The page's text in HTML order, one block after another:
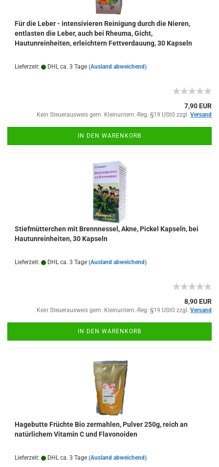
Für die Leber - intensivieren Reinigung durch die Nieren,
entlasten die Leber, auch bei Rheuma, Gicht,
Hautunreinheiten, erleichtern Fettverdauung, 30 Kapseln
Lieferzeit: DHL ca. 3 Tage (Ausland abweichend)
7,90 EUR
Kein Steuerausweis gem. Kleinuntern.-Reg. §19 UStG zzgl. Versand
IN DEN WARENKORB
Stiefmütterchen mit Brennnessel, Akne, Pickel Kapseln, bei
Hautunreinheiten, 30 Kapseln
Lieferzeit: DHL ca. 3 Tage (Ausland abweichend)
8,90 EUR
Kein Steuerausweis gem. Kleinuntern.-Reg. §19 UStG zzgl. Versand
IN DEN WARENKORB
Hagebutte Früchte Bio zermahlen, Pulver 250g, reich an
natürlichem Vitamin C und Flavonoiden
Lieferzeit: DHL ca. 3 Tage (Ausland abweichend)